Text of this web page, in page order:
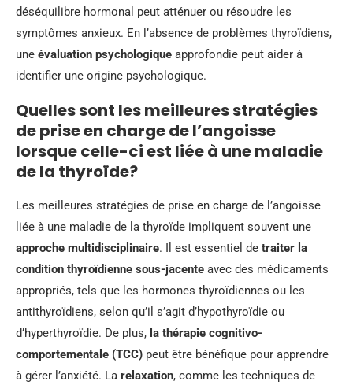
déséquilibre hormonal peut atténuer ou résoudre les
symptômes anxieux. En l’absence de problèmes thyroïdiens,
une évaluation psychologique approfondie peut aider à
identifier une origine psychologique.
Quelles sont les meilleures stratégies
de prise en charge de l’angoisse
lorsque celle-ci est liée à une maladie
de la thyroïde?
Les meilleures stratégies de prise en charge de l’angoisse
liée à une maladie de la thyroïde impliquent souvent une
approche multidisciplinaire. Il est essentiel de traiter la
condition thyroïdienne sous-jacente avec des médicaments
appropriés, tels que les hormones thyroïdiennes ou les
antithyroïdiens, selon qu’il s’agit d’hypothyroïdie ou
d’hyperthyroïdie. De plus, la thérapie cognitivo-
comportementale (TCC) peut être bénéfique pour apprendre
à gérer l’anxiété. La relaxation, comme les techniques de